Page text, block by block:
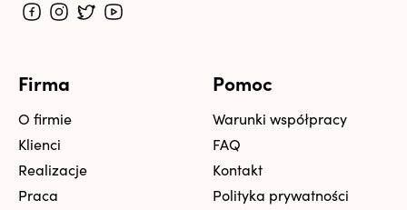
Firma
O firmie
Klienci
Realizacje
Praca
Pomoc
Warunki współpracy
FAQ
Kontakt
Polityka prywatności